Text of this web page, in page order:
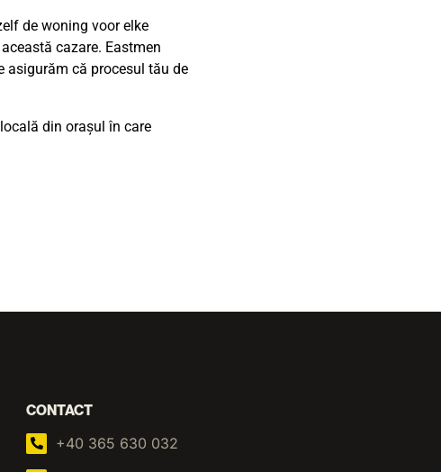
de woning voor elke
cazare. Eastmen
asigurăm că procesul tău de
din orașul în care
CONTACT
+40 365 630 032